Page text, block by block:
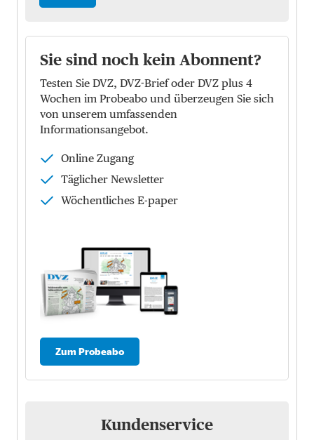
Sie sind noch kein Abonnent?
Testen Sie DVZ, DVZ-Brief oder DVZ plus 4
Wochen im Probeabo und überzeugen Sie sich
von unserem umfassenden
Informationsangebot.
Online Zugang
Täglicher Newsletter
Wöchentliches E-paper
Zum Probeabo
Kundenservice